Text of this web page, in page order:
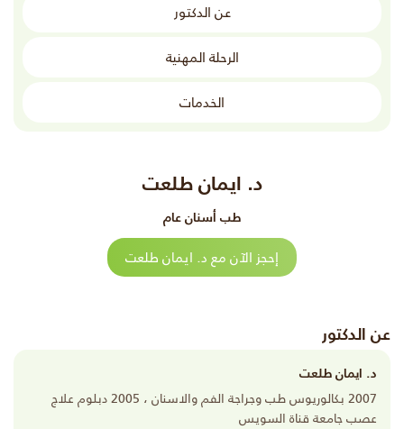
عن الدكتور
الرحلة المهنية
الخدمات
د. ايمان طلعت
طب أسنان عام
إحجز الآن مع د. ايمان طلعت
عن الدكتور
د. ايمان طلعت
2007 بكالوريوس طب وجراجة الفم والاسنان ، 2005 دبلوم علاج
عصب جامعة قناة السويس